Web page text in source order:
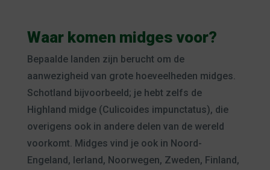
Waar komen midges voor?
Bepaalde landen zijn berucht om de
aanwezigheid van grote hoeveelheden midges.
Schotland bijvoorbeeld; je hebt zelfs de
Highland midge (Culicoides impunctatus), die
overigens ook in andere delen van de wereld
voorkomt. Midges vind je ook in Noord-
Engeland, Ierland, Noorwegen, Zweden, Finland,